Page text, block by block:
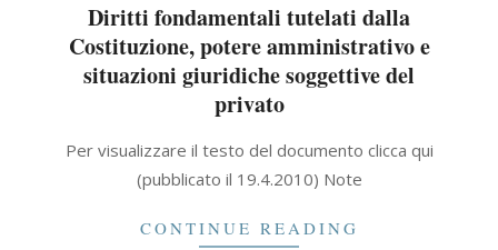
Diritti fondamentali tutelati dalla
Costituzione, potere amministrativo e
situazioni giuridiche soggettive del
privato
09-Per visualizzare il testo del documento clicca qui
(pubblicato il 19.4.2010) Note
CONTINUE READING